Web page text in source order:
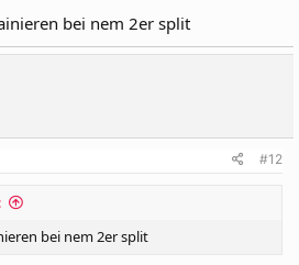
bei nem 2er split
#12
bei nem 2er split